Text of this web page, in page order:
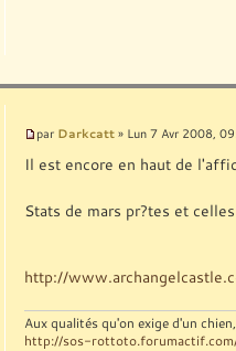
par Darkcatt » Lun 7 Avr 2008,
Il est encore en haut de
Stats de mars pr?tes et
http://
Aux qualités qu'on exige d'un
http://sos-